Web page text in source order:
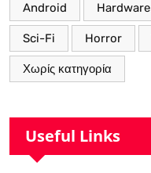
Android Hardware
Sci-Fi Horror
Χωρίς κατηγορία
Useful Links